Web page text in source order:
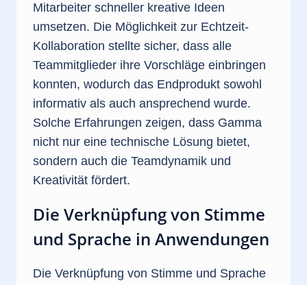
Mitarbeiter schneller kreative Ideen
umsetzen. Die Möglichkeit zur Echtzeit-
Kollaboration stellte sicher, dass alle
Teammitglieder ihre Vorschläge einbringen
konnten, wodurch das Endprodukt sowohl
informativ als auch ansprechend wurde.
Solche Erfahrungen zeigen, dass Gamma
nicht nur eine technische Lösung bietet,
sondern auch die Teamdynamik und
Kreativität fördert.
Die Verknüpfung von Stimme
und Sprache in Anwendungen
Die Verknüpfung von Stimme und Sprache